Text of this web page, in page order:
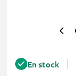
En stock